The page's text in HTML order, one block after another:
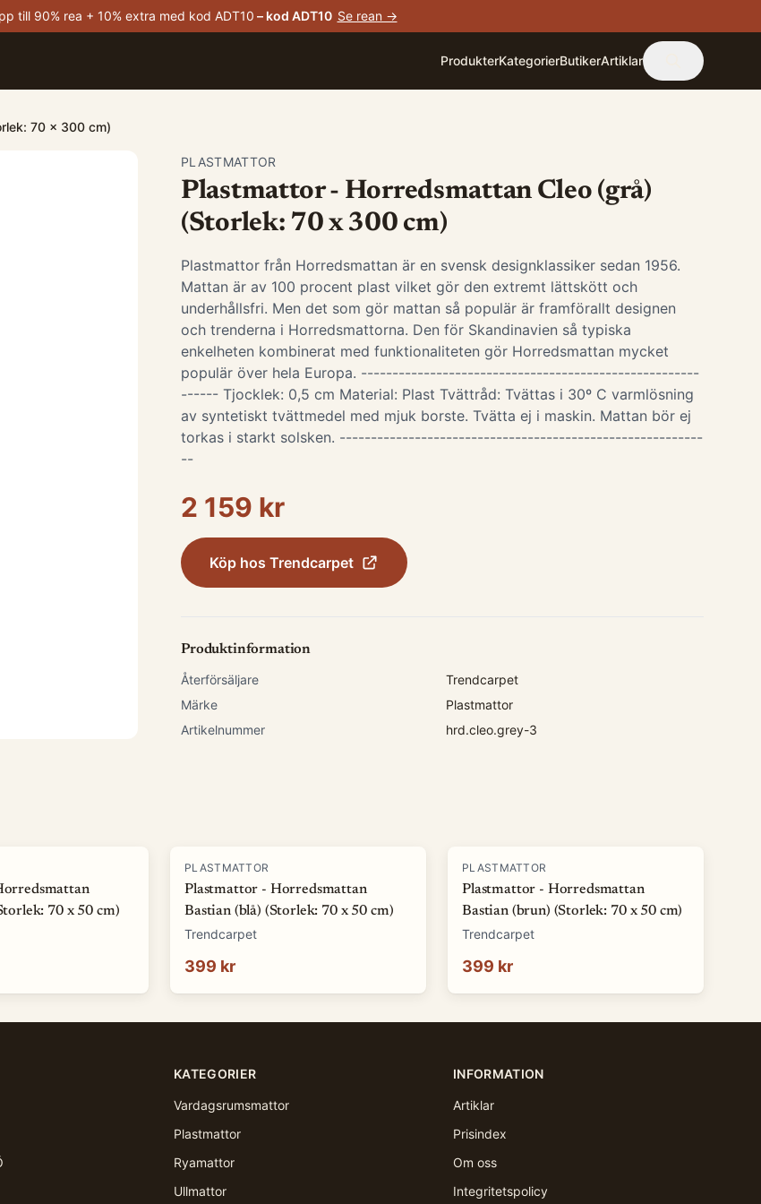
till 90% rea + 10% extra med kod ADT10 – kod ADT10 Se rean →
ProdukterKategorierButikerArtiklar
70 x 300 cm)
PLASTMATTOR
Plastmattor - Horredsmattan Cleo (grå)
(Storlek: 70 x 300 cm)
Plastmattor från Horredsmattan är en svensk designklassiker sedan 1956.
Mattan är av 100 procent plast vilket gör den extremt lättskött och
underhållsfri. Men det som gör mattan så populär är framförallt designen
och trenderna i Horredsmattorna. Den för Skandinavien så typiska
enkelheten kombinerat med funktionaliteten gör Horredsmattan mycket
populär över hela Europa. ------------------------------------------------------
------ Tjocklek: 0,5 cm Material: Plast Tvättråd: Tvättas i 30º C varmlösning
av syntetiskt tvättmedel med mjuk borste. Tvätta ej i maskin. Mattan bör ej
torkas i starkt solsken. ----------------------------------------------------------
--
2 159 kr
Köp hos Trendcarpet
Produktinformation
Återförsäljare
Trendcarpet
Märke
Plastmattor
Artikelnummer
hrd.cleo.grey-3
70 x 50 cm)
PLASTMATTOR
Plastmattor - Horredsmattan
Bastian (blå) (Storlek: 70 x 50 cm)
Trendcarpet
399 kr
PLASTMATTOR
Plastmattor - Horredsmattan
Bastian (brun) (Storlek: 70 x 50 cm)
Trendcarpet
399 kr
KATEGORIER
Vardagsrumsmattor
Plastmattor
Ryamattor
Ullmattor
INFORMATION
Artiklar
Prisindex
Om oss
Integritetspolicy